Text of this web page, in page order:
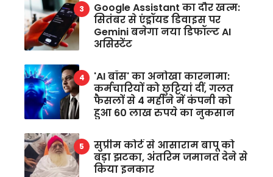
Google Assistant का दौर खत्म:
सितंबर से एंड्रॉयड डिवाइस पर
Gemini बनेगा नया डिफॉल्ट AI
असिस्टेंट
'AI बॉस' का अनोखा कारनामा:
कर्मचारियों को छुट्टियां दीं, गलत
फैसलों से 4 महीने में कंपनी को
हुआ 60 लाख रुपये का नुकसान
सुप्रीम कोर्ट से आसाराम बापू को
बड़ा झटका, अंतरिम जमानत देने से
किया इनकार